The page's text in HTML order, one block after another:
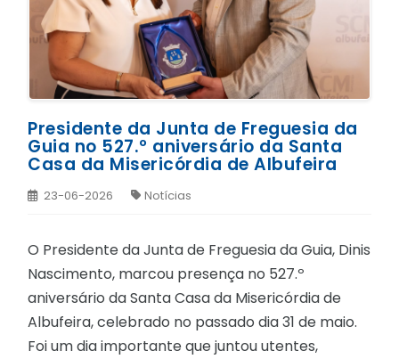
Presidente da Junta de Freguesia da
Guia no 527.º aniversário da Santa
Casa da Misericórdia de Albufeira
23-06-2026 Notícias
O Presidente da Junta de Freguesia da Guia, Dinis
Nascimento, marcou presença no 527.º
aniversário da Santa Casa da Misericórdia de
Albufeira, celebrado no passado dia 31 de maio.
Foi um dia importante que juntou utentes,